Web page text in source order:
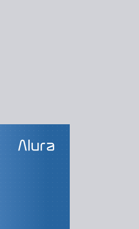
DO CURSO
e App Services
Services
serviços de rede